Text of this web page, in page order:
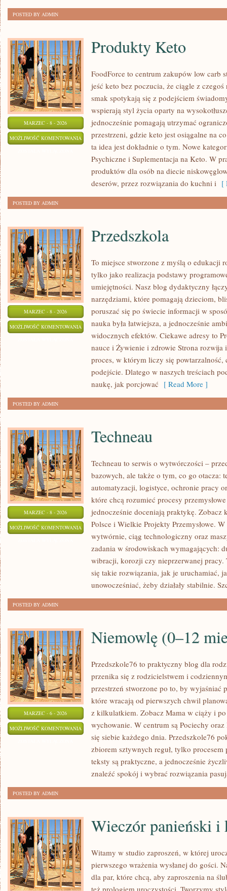
POSTED BY ADMIN
MARZEC - 8 - 2026
MOŻLIWOŚĆ KOMENTOWANIA PRODUKTY
KETO
Produkty Keto
FoodForce to centrum zakupów low carb
jeść keto bez poczucia, że ciągle z
smak spotykają się z podejściem
wspierają styl życia oparty na
jednocześnie pomagają utrzymać
przestrzeni, gdzie keto jest osiągalne na
ta idea jest dokładnie o tym. Nowe
Psychiczne i Suplementacja na Keto. W
produktów dla osób na diecie
deserów, przez rozwiązania do kuchni i [
POSTED BY ADMIN
MARZEC - 8 - 2026
MOŻLIWOŚĆ KOMENTOWANIA PRZEDSZKOLA
Przedszkola
To miejsce stworzone z myślą o edukacji
tylko jako realizacja podstawy
umiejętności. Nasz blog dydaktyczny
narzędziami, które pomagają dzieciom,
poruszać się po świecie informacji w
nauka była łatwiejsza, a jednocześnie
widocznych efektów. Ciekawe adresy to
nauce i Żywienie i zdrowie Strona
proces, w którym liczy się powtarzalność,
podejście. Dlatego w naszych treściach
naukę, jak porcjować [ Read More ]
POSTED BY ADMIN
MARZEC - 8 - 2026
MOŻLIWOŚĆ KOMENTOWANIA TECHNEAU
Techneau
Techneau to serwis o wytwórczości –
bazowych, ale także o tym, co go otacza:
automatyzacji, logistyce, ochronie pracy
które chcą rozumieć procesy
jednocześnie doceniają praktykę. Zobacz
Polsce i Wielkie Projekty Przemysłowe.
wytwórnie, ciąg technologiczny oraz
zadania w środowiskach wymagających:
wibracji, korozji czy nieprzerwanej pracy.
się takie rozwiązania, jak je uruchamiać,
unowocześniać, żeby działały stabilnie.
POSTED BY ADMIN
MARZEC - 6 - 2026
MOŻLIWOŚĆ KOMENTOWANIA NIEMOWLĘ
MIESIĘCY)
Niemowlę (0–12
Przedszkole76 to praktyczny blog dla
przenika się z rodzicielstwem i
przestrzeń stworzone po to, by wyjaśniać
które wracają od pierwszych chwil
z kilkulatkiem. Zobacz Mama w ciąży i
wychowanie. W centrum są Pociechy
się siebie każdego dnia. Przedszkole76
zbiorem sztywnych reguł, tylko procesem
teksty są praktyczne, a jednocześnie
znaleźć spokój i wybrać rozwiązania
POSTED BY ADMIN
Wieczór panieński i
Witamy w studio zaproszeń, w której
pierwszego wrażenia wysłanej do gości.
dla par, które chcą, aby zaproszenia na
też prologiem uroczystości. Tworzymy